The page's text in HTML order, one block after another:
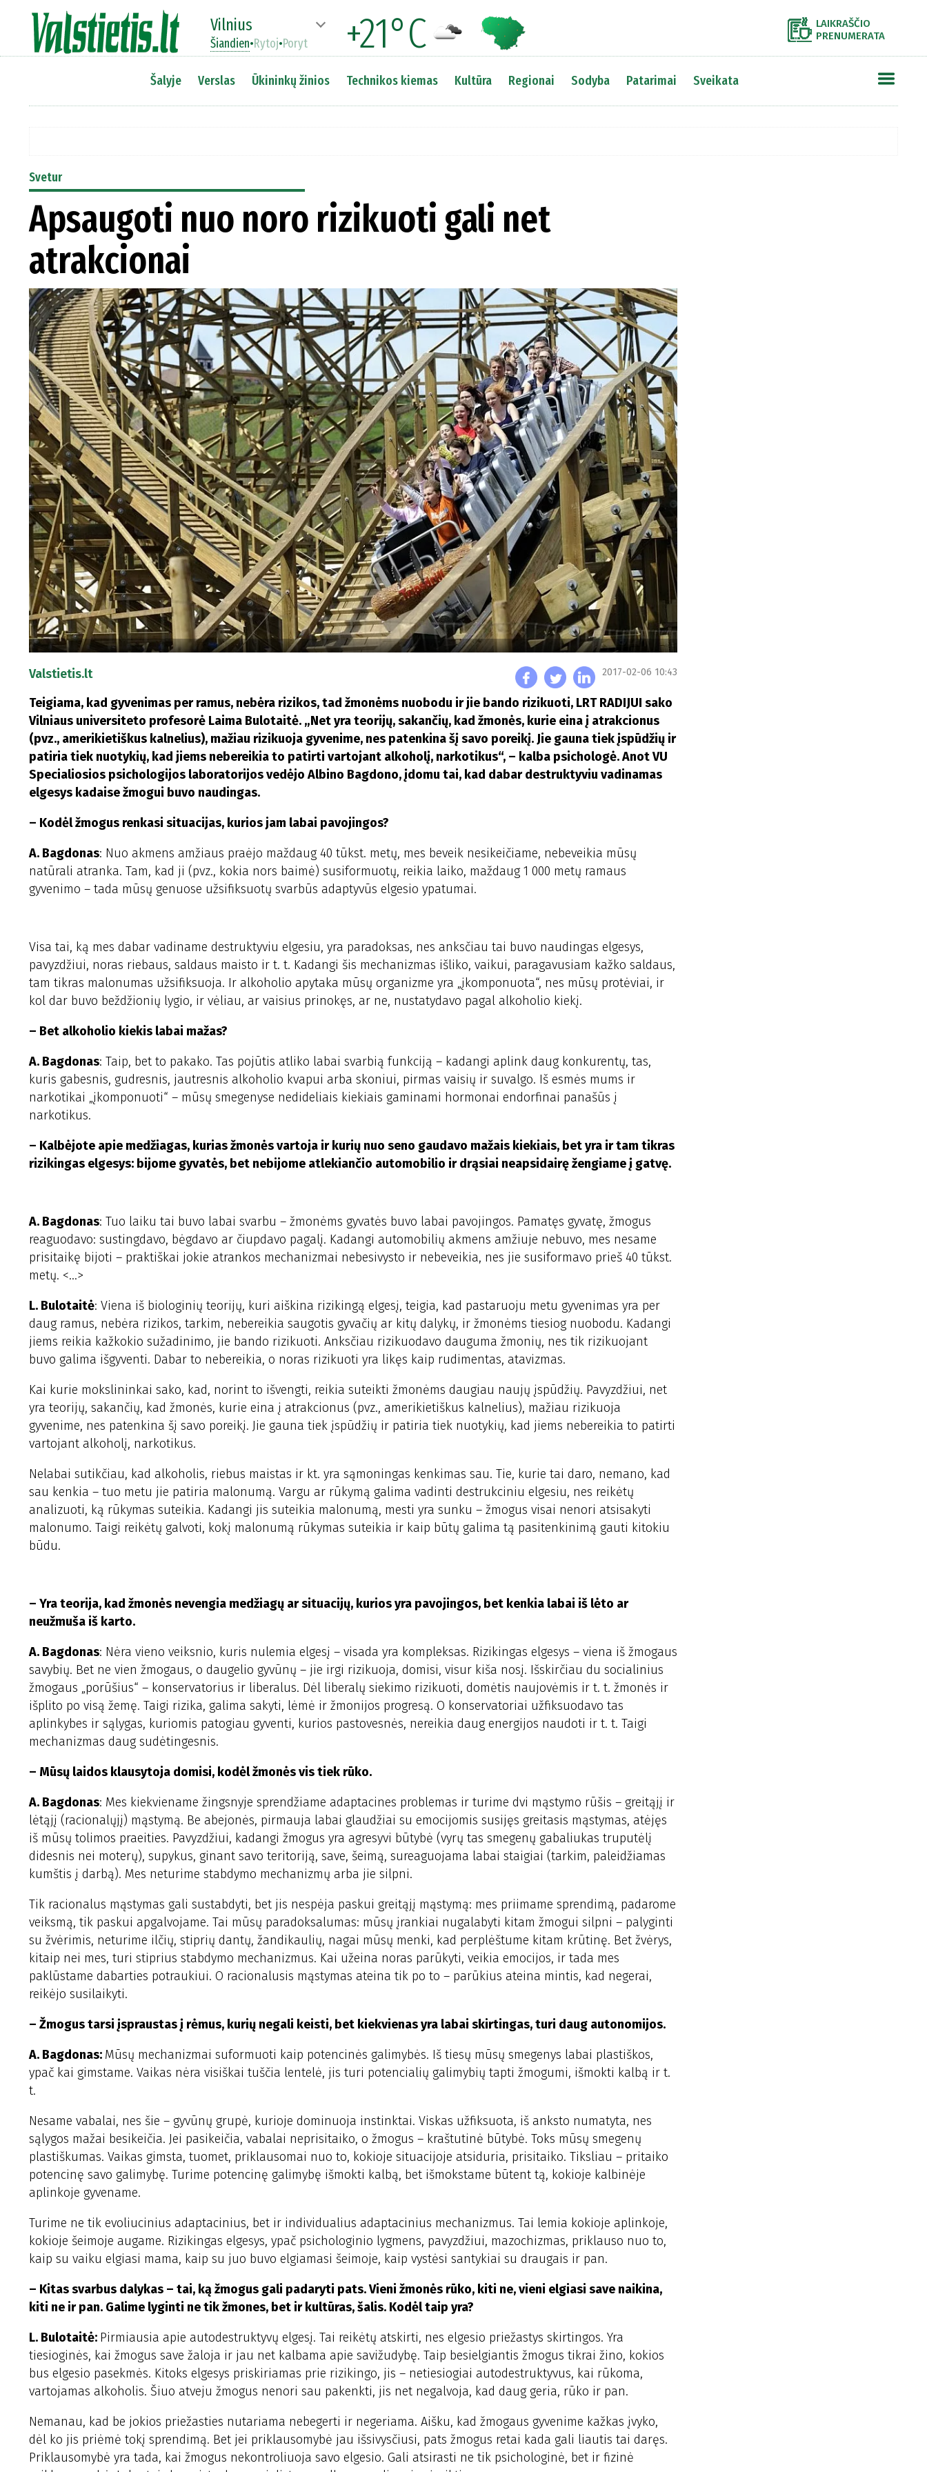
Vilnius +21°C
Šiandien•Rytoj•Poryt
LAIKRAŠČIO
PRENUMERATA
Šalyje Verslas Ūkininkų žinios Technikos kiemas Kultūra Regionai Sodyba Patarimai Sveikata
Svetur
Apsaugoti nuo noro rizikuoti gali net
atrakcionai
Valstietis.lt 2017-02-06 10:43
Teigiama, kad gyvenimas per ramus, nebėra rizikos, tad žmonėms nuobodu ir jie bando rizikuoti, LRT RADIJUI sako
Vilniaus universiteto profesorė Laima Bulotaitė. „Net yra teorijų, sakančių, kad žmonės, kurie eina į atrakcionus
(pvz., amerikietiškus kalnelius), mažiau rizikuoja gyvenime, nes patenkina šį savo poreikį. Jie gauna tiek įspūdžių ir
patiria tiek nuotykių, kad jiems nebereikia to patirti vartojant alkoholį, narkotikus“, – kalba psichologė. Anot VU
Specialiosios psichologijos laboratorijos vedėjo Albino Bagdono, įdomu tai, kad dabar destruktyviu vadinamas
elgesys kadaise žmogui buvo naudingas.
– Kodėl žmogus renkasi situacijas, kurios jam labai pavojingos?
A. Bagdonas: Nuo akmens amžiaus praėjo maždaug 40 tūkst. metų, mes beveik nesikeičiame, nebeveikia mūsų
natūrali atranka. Tam, kad ji (pvz., kokia nors baimė) susiformuotų, reikia laiko, maždaug 1 000 metų ramaus
gyvenimo – tada mūsų genuose užsifiksuotų svarbūs adaptyvūs elgesio ypatumai.
Visa tai, ką mes dabar vadiname destruktyviu elgesiu, yra paradoksas, nes anksčiau tai buvo naudingas elgesys,
pavyzdžiui, noras riebaus, saldaus maisto ir t. t. Kadangi šis mechanizmas išliko, vaikui, paragavusiam kažko saldaus,
tam tikras malonumas užsifiksuoja. Ir alkoholio apytaka mūsų organizme yra „įkomponuota“, nes mūsų protėviai, ir
kol dar buvo beždžionių lygio, ir vėliau, ar vaisius prinokęs, ar ne, nustatydavo pagal alkoholio kiekį.
– Bet alkoholio kiekis labai mažas?
A. Bagdonas: Taip, bet to pakako. Tas pojūtis atliko labai svarbią funkciją – kadangi aplink daug konkurentų, tas,
kuris gabesnis, gudresnis, jautresnis alkoholio kvapui arba skoniui, pirmas vaisių ir suvalgo. Iš esmės mums ir
narkotikai „įkomponuoti“ – mūsų smegenyse nedideliais kiekiais gaminami hormonai endorfinai panašūs į
narkotikus.
– Kalbėjote apie medžiagas, kurias žmonės vartoja ir kurių nuo seno gaudavo mažais kiekiais, bet yra ir tam tikras
rizikingas elgesys: bijome gyvatės, bet nebijome atlekiančio automobilio ir drąsiai neapsidairę žengiame į gatvę.
A. Bagdonas: Tuo laiku tai buvo labai svarbu – žmonėms gyvatės buvo labai pavojingos. Pamatęs gyvatę, žmogus
reaguodavo: sustingdavo, bėgdavo ar čiupdavo pagalį. Kadangi automobilių akmens amžiuje nebuvo, mes nesame
prisitaikę bijoti – praktiškai jokie atrankos mechanizmai nebesivysto ir nebeveikia, nes jie susiformavo prieš 40 tūkst.
metų. <...>
L. Bulotaitė: Viena iš biologinių teorijų, kuri aiškina rizikingą elgesį, teigia, kad pastaruoju metu gyvenimas yra per
daug ramus, nebėra rizikos, tarkim, nebereikia saugotis gyvačių ar kitų dalykų, ir žmonėms tiesiog nuobodu. Kadangi
jiems reikia kažkokio sužadinimo, jie bando rizikuoti. Anksčiau rizikuodavo dauguma žmonių, nes tik rizikuojant
buvo galima išgyventi. Dabar to nebereikia, o noras rizikuoti yra likęs kaip rudimentas, atavizmas.
Kai kurie mokslininkai sako, kad, norint to išvengti, reikia suteikti žmonėms daugiau naujų įspūdžių. Pavyzdžiui, net
yra teorijų, sakančių, kad žmonės, kurie eina į atrakcionus (pvz., amerikietiškus kalnelius), mažiau rizikuoja
gyvenime, nes patenkina šį savo poreikį. Jie gauna tiek įspūdžių ir patiria tiek nuotykių, kad jiems nebereikia to patirti
vartojant alkoholį, narkotikus.
Nelabai sutikčiau, kad alkoholis, riebus maistas ir kt. yra sąmoningas kenkimas sau. Tie, kurie tai daro, nemano, kad
sau kenkia – tuo metu jie patiria malonumą. Vargu ar rūkymą galima vadinti destrukciniu elgesiu, nes reikėtų
analizuoti, ką rūkymas suteikia. Kadangi jis suteikia malonumą, mesti yra sunku – žmogus visai nenori atsisakyti
malonumo. Taigi reikėtų galvoti, kokį malonumą rūkymas suteikia ir kaip būtų galima tą pasitenkinimą gauti kitokiu
būdu.
– Yra teorija, kad žmonės nevengia medžiagų ar situacijų, kurios yra pavojingos, bet kenkia labai iš lėto ar
neužmuša iš karto.
A. Bagdonas: Nėra vieno veiksnio, kuris nulemia elgesį – visada yra kompleksas. Rizikingas elgesys – viena iš žmogaus
savybių. Bet ne vien žmogaus, o daugelio gyvūnų – jie irgi rizikuoja, domisi, visur kiša nosį. Išskirčiau du socialinius
žmogaus „porūšius“ – konservatorius ir liberalus. Dėl liberalų siekimo rizikuoti, domėtis naujovėmis ir t. t. žmonės ir
išplito po visą žemę. Taigi rizika, galima sakyti, lėmė ir žmonijos progresą. O konservatoriai užfiksuodavo tas
aplinkybes ir sąlygas, kuriomis patogiau gyventi, kurios pastovesnės, nereikia daug energijos naudoti ir t. t. Taigi
mechanizmas daug sudėtingesnis.
– Mūsų laidos klausytoja domisi, kodėl žmonės vis tiek rūko.
A. Bagdonas: Mes kiekviename žingsnyje sprendžiame adaptacines problemas ir turime dvi mąstymo rūšis – greitąjį ir
lėtąjį (racionalųjį) mąstymą. Be abejonės, pirmauja labai glaudžiai su emocijomis susijęs greitasis mąstymas, atėjęs
iš mūsų tolimos praeities. Pavyzdžiui, kadangi žmogus yra agresyvi būtybė (vyrų tas smegenų gabaliukas truputėlį
didesnis nei moterų), supykus, ginant savo teritoriją, save, šeimą, sureaguojama labai staigiai (tarkim, paleidžiamas
kumštis į darbą). Mes neturime stabdymo mechanizmų arba jie silpni.
Tik racionalus mąstymas gali sustabdyti, bet jis nespėja paskui greitąjį mąstymą: mes priimame sprendimą, padarome
veiksmą, tik paskui apgalvojame. Tai mūsų paradoksalumas: mūsų įrankiai nugalabyti kitam žmogui silpni – palyginti
su žvėrimis, neturime ilčių, stiprių dantų, žandikaulių, nagai mūsų menki, kad perplėštume kitam krūtinę. Bet žvėrys,
kitaip nei mes, turi stiprius stabdymo mechanizmus. Kai užeina noras parūkyti, veikia emocijos, ir tada mes
paklūstame dabarties potraukiui. O racionalusis mąstymas ateina tik po to – parūkius ateina mintis, kad negerai,
reikėjo susilaikyti.
– Žmogus tarsi įspraustas į rėmus, kurių negali keisti, bet kiekvienas yra labai skirtingas, turi daug autonomijos.
A. Bagdonas: Mūsų mechanizmai suformuoti kaip potencinės galimybės. Iš tiesų mūsų smegenys labai plastiškos,
ypač kai gimstame. Vaikas nėra visiškai tuščia lentelė, jis turi potencialių galimybių tapti žmogumi, išmokti kalbą ir t.
t.
Nesame vabalai, nes šie – gyvūnų grupė, kurioje dominuoja instinktai. Viskas užfiksuota, iš anksto numatyta, nes
sąlygos mažai besikeičia. Jei pasikeičia, vabalai neprisitaiko, o žmogus – kraštutinė būtybė. Toks mūsų smegenų
plastiškumas. Vaikas gimsta, tuomet, priklausomai nuo to, kokioje situacijoje atsiduria, prisitaiko. Tiksliau – pritaiko
potencinę savo galimybę. Turime potencinę galimybę išmokti kalbą, bet išmokstame būtent tą, kokioje kalbinėje
aplinkoje gyvename.
Turime ne tik evoliucinius adaptacinius, bet ir individualius adaptacinius mechanizmus. Tai lemia kokioje aplinkoje,
kokioje šeimoje augame. Rizikingas elgesys, ypač psichologinio lygmens, pavyzdžiui, mazochizmas, priklauso nuo to,
kaip su vaiku elgiasi mama, kaip su juo buvo elgiamasi šeimoje, kaip vystėsi santykiai su draugais ir pan.
– Kitas svarbus dalykas – tai, ką žmogus gali padaryti pats. Vieni žmonės rūko, kiti ne, vieni elgiasi save naikina,
kiti ne ir pan. Galime lyginti ne tik žmones, bet ir kultūras, šalis. Kodėl taip yra?
L. Bulotaitė: Pirmiausia apie autodestruktyvų elgesį. Tai reikėtų atskirti, nes elgesio priežastys skirtingos. Yra
tiesioginės, kai žmogus save žaloja ir jau net kalbama apie savižudybę. Taip besielgiantis žmogus tikrai žino, kokios
bus elgesio pasekmės. Kitoks elgesys priskiriamas prie rizikingo, jis – netiesiogiai autodestruktyvus, kai rūkoma,
vartojamas alkoholis. Šiuo atveju žmogus nenori sau pakenkti, jis net negalvoja, kad daug geria, rūko ir pan.
Nemanau, kad be jokios priežasties nutariama nebegerti ir negeriama. Aišku, kad žmogaus gyvenime kažkas įvyko,
dėl ko jis priėmė tokį sprendimą. Bet jei priklausomybė jau išsivysčiusi, pats žmogus retai kada gali liautis tai daręs.
Priklausomybė yra tada, kai žmogus nekontroliuoja savo elgesio. Gali atsirasti ne tik psichologinė, bet ir fizinė